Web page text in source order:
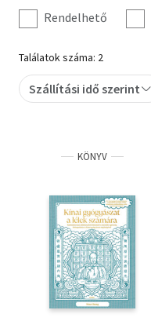
Irodalom
Művészet
Szakkönyv
Tankönyv, segédkönyv
Társadalomtudomány
Természettudomány
Történelem
szűrés
Rendelhető
Találatok száma: 2
Szállítási idő szerint
KÖNYV